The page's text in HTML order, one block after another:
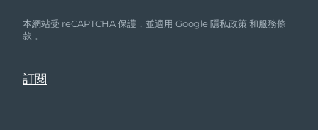
本網站受 reCAPTCHA 保護，並適用 Google隱私政策 和服務條
款 。